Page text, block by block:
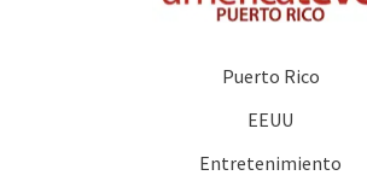
Puerto Rico
EEUU
Entretenimiento